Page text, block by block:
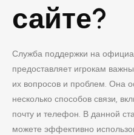
сайте?
Служба поддержки на
предоставляет игрокам
их вопросов и проблем. Она
несколько способов связи,
почту и телефон. В данной
можете эффективно